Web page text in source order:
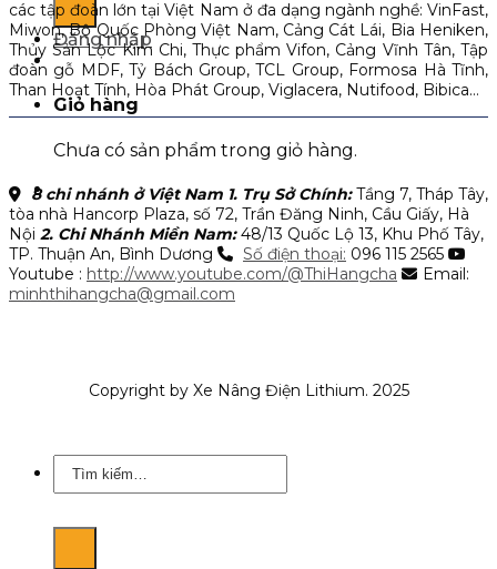
Đăng nhập
Giỏ hàng
Chưa có sản phẩm trong giỏ hàng.
các tập đoàn lớn tại Việt Nam ở đa dạng ngành nghề: VinFast,
Miwon, Bộ Quốc Phòng Việt Nam, Cảng Cát Lái, Bia Heniken,
Thủy Sản Lộc Kim Chi, Thực phẩm Vifon, Cảng Vĩnh Tân, Tập
đoàn gỗ MDF, Tỷ Bách Group, TCL Group, Formosa Hà Tĩnh,
Than Hoạt Tính, Hòa Phát Group, Viglacera, Nutifood, Bibica…
8 chi nhánh ở Việt Nam 1. Trụ Sở Chính:Tầng 7, Tháp Tây,
tòa nhà Hancorp Plaza, số 72, Trần Đăng Ninh, Cầu Giấy, Hà
Nội 2. Chi Nhánh Miền Nam:48/13 Quốc Lộ 13, Khu Phố Tây,
TP. Thuận An, Bình Dương
Số điện thoại: 096 115 2565
Youtube : http://www.youtube.com/@ThiHangcha
Email:
minhthihangcha@gmail.com
Copyright by Xe Nâng Điện Lithium. 2025
Tìm
kiếm: